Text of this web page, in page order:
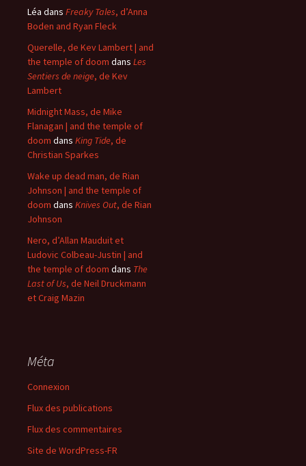
Léa dans Freaky Tales, d’Anna
Boden and Ryan Fleck
Querelle, de Kev Lambert | and
the temple of doom dans Les
Sentiers de neige, de Kev
Lambert
Midnight Mass, de Mike
Flanagan | and the temple of
doom dans King Tide, de
Christian Sparkes
Wake up dead man, de Rian
Johnson | and the temple of
doom dans Knives Out, de Rian
Johnson
Nero, d’Allan Mauduit et
Ludovic Colbeau-Justin | and
the temple of doom dans The
Last of Us, de Neil Druckmann
et Craig Mazin
Méta
Connexion
Flux des publications
Flux des commentaires
Site de WordPress-FR